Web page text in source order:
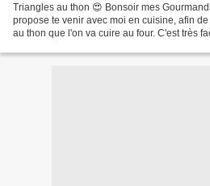
Triangles au thon 😍 Bonsoir mes Gourmands(es) 😍 Aujourd'hui je te
propose te venir avec moi en cuisine, afin
au thon que l'on va cuire au four. C'est très